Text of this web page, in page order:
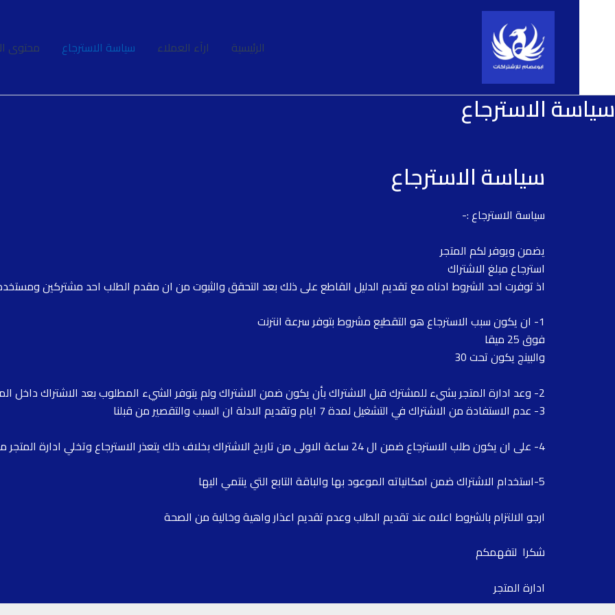
الرئيسية ارآء العملاء سياسة الاسترجاع محتوى
سياسة الاسترجاع
سياسة الاسترجاع
سياسة الاسترجاع :-
يضمن ويوفر لكم المتجر
استرجاع مبلغ الاشتراك
اذ توفرت احد الشروط ادناه مع تقديم الدليل القاطع على ذلك بعد التحقق والثبوت من ان مقدم الطلب احد مشتركين
1- ان يكون سبب الاسترجاع هو التقطيع مشروط بتوفر سرعة انترنت
فوق 25 ميقا
والبينج يكون تحت 30
2- وعد ادارة المتجر بشيء للمشترك قبل الاشتراك بأن يكون ضمن الاشتراك ولم يتوفر الشيء المطلوب بعد الاشتراك داخل المحتوى
3- عدم الاستفادة من الاشتراك في التشغيل لمدة 7 ايام وتقديم الادلة ان السبب والتقصير من قبلنا
4- على ان يكون طلب الاسترجاع ضمن ال 24 ساعة الاولى من تاريخ الاشتراك بخلاف ذلك يتعذر الاسترجاع وتخلي ادارة المتجر مسؤليتها منه
5-استخدام الاشتراك ضمن امكانياته الموعود بها والباقة التابع التي ينتمي اليها
ارجو الالتزام بالشروط اعلاه عند تقديم الطلب وعدم تقديم اعذار واهية وخالية من الصحة
شكرا لتفهمكم
ادارة المتجر